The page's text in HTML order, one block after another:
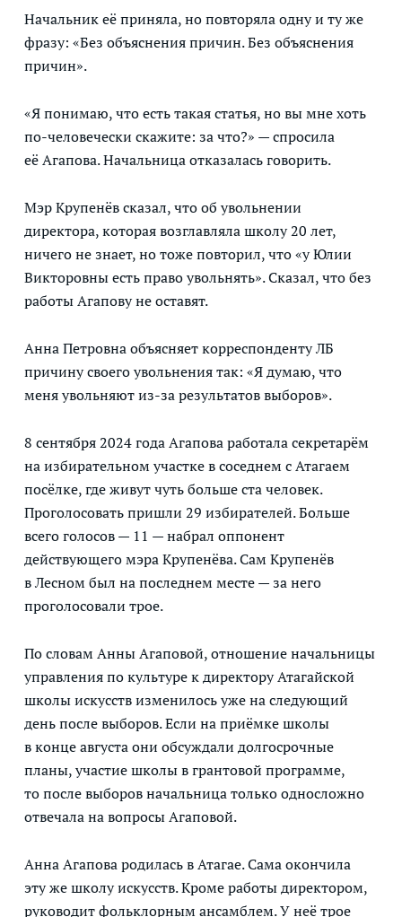
Начальник её приняла, но повторяла одну и ту же
фразу: «Без объяснения причин. Без объяснения
причин».
«Я понимаю, что есть такая статья, но вы мне хоть
по-человечески скажите: за что?» — спросила
её Агапова. Начальница отказалась говорить.
Мэр Крупенёв сказал, что об увольнении
директора, которая возглавляла школу 20 лет,
ничего не знает, но тоже повторил, что «у Юлии
Викторовны есть право увольнять». Сказал, что без
работы Агапову не оставят.
Анна Петровна объясняет корреспонденту ЛБ
причину своего увольнения так: «Я думаю, что
меня увольняют из-за результатов выборов».
8 сентября 2024 года Агапова работала секретарём
на избирательном участке в соседнем с Атагаем
посёлке, где живут чуть больше ста человек.
Проголосовать пришли 29 избирателей. Больше
всего голосов — 11 — набрал оппонент
действующего мэра Крупенёва. Сам Крупенёв
в Лесном был на последнем месте — за него
проголосовали трое.
По словам Анны Агаповой, отношение начальницы
управления по культуре к директору Атагайской
школы искусств изменилось уже на следующий
день после выборов. Если на приёмке школы
в конце августа они обсуждали долгосрочные
планы, участие школы в грантовой программе,
то после выборов начальница только односложно
отвечала на вопросы Агаповой.
Анна Агапова родилась в Атагае. Сама окончила
эту же школу искусств. Кроме работы директором,
руководит фольклорным ансамблем. У неё трое